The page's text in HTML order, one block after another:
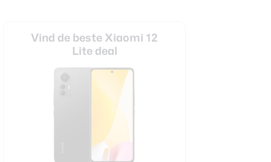
Vind de beste Xiaomi 12
Lite deal